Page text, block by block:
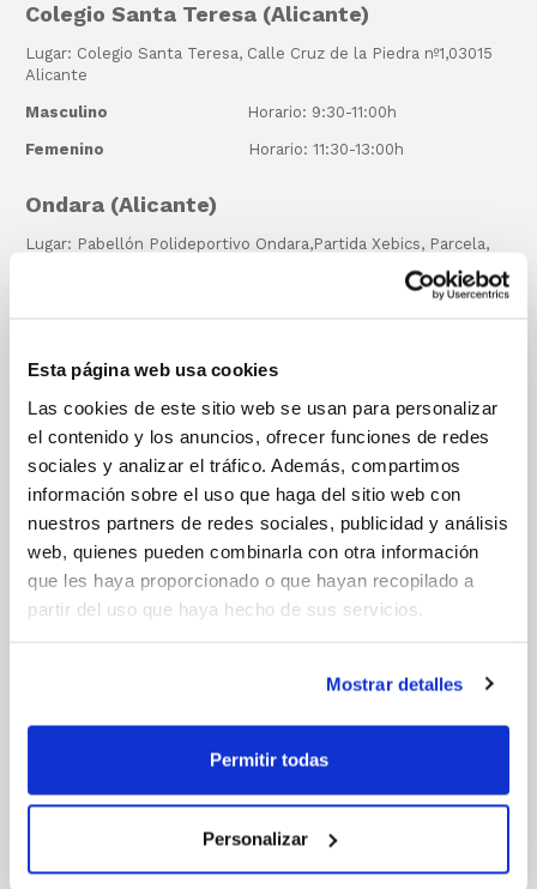
Esta página web usa cookies
Las cookies de este sitio web se usan para personalizar
el contenido y los anuncios, ofrecer funciones de redes
sociales y analizar el tráfico. Además, compartimos
información sobre el uso que haga del sitio web con
nuestros partners de redes sociales, publicidad y análisis
web, quienes pueden combinarla con otra información
que les haya proporcionado o que hayan recopilado a
partir del uso que haya hecho de sus servicios.
Mostrar detalles
Permitir todas
Personalizar
Colegio Santa Teresa (Alicante)
Lugar: Colegio Santa Teresa, Calle Cruz de la Piedra nº1,03015
Alicante
Masculino Horario: 9:30-11:00h
Femenino Horario: 11:30-13:00h
Ondara (Alicante)
Lugar: Pabellón Polideportivo Ondara,Partida Xebics, Parcela,
Manises (Valencia)
Castello Gil, 11, 46940 Manises
Manises 1 (nacidos hasta el 30 junio)
Horario: 9:00-10:30h
Manises2 (nacidos desde 1 julio)
46610 Guadassuar
Horario: 9:30-11:00h
FemeninoHorario: 11:30-13:00h